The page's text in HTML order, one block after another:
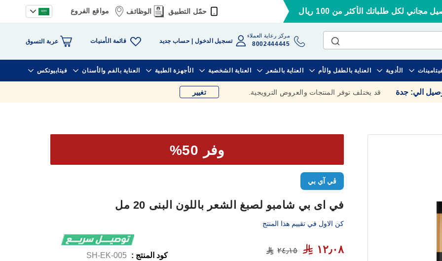
مجاني لكل طلباتك الأكثر من 100 ريال حمّل التطبيق الوظائف مواقع الفروع
مركز رعاية العملاء
8002444445 تسجيل الدخول حساب جديد قائمة الأمنيات عربة التسوق
الأدوية العناية بالطفل والأم العناية بالشعر العناية الشخصية الأجهزة الطبية العناية بالفم والأسنان فيتابيوتكس
الي: جدة قد يختلف توفر المنتجات والعروض الترويجية. تغيير
وفر 50%
ڤي آي بي
في اى بي شامبو لصبغ الشعر باللون البنى 20 مل
كن الاول في تقييم هذا المنتج
١٢٫٠٨ ٢٤٫١٥
كود المنتج : SH-EK-005